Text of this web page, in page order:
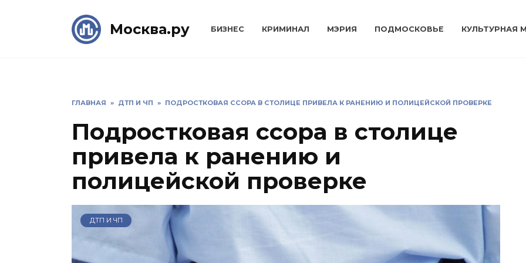
Москва.ру БИЗНЕС КРИМИНАЛ МЭРИЯ ПОДМОСКОВЬЕ КУЛЬТУРНАЯ
ГЛАВНАЯ » ДТП И ЧП » ПОДРОСТКОВАЯ ССОРА В СТОЛИЦЕ ПРИВЕЛА К РАНЕНИЮ И ПОЛИЦЕЙСКОЙ ПРОВЕРКЕ
Подростковая ссора в столице
привела к ранению и
полицейской проверке
ДТП И ЧП